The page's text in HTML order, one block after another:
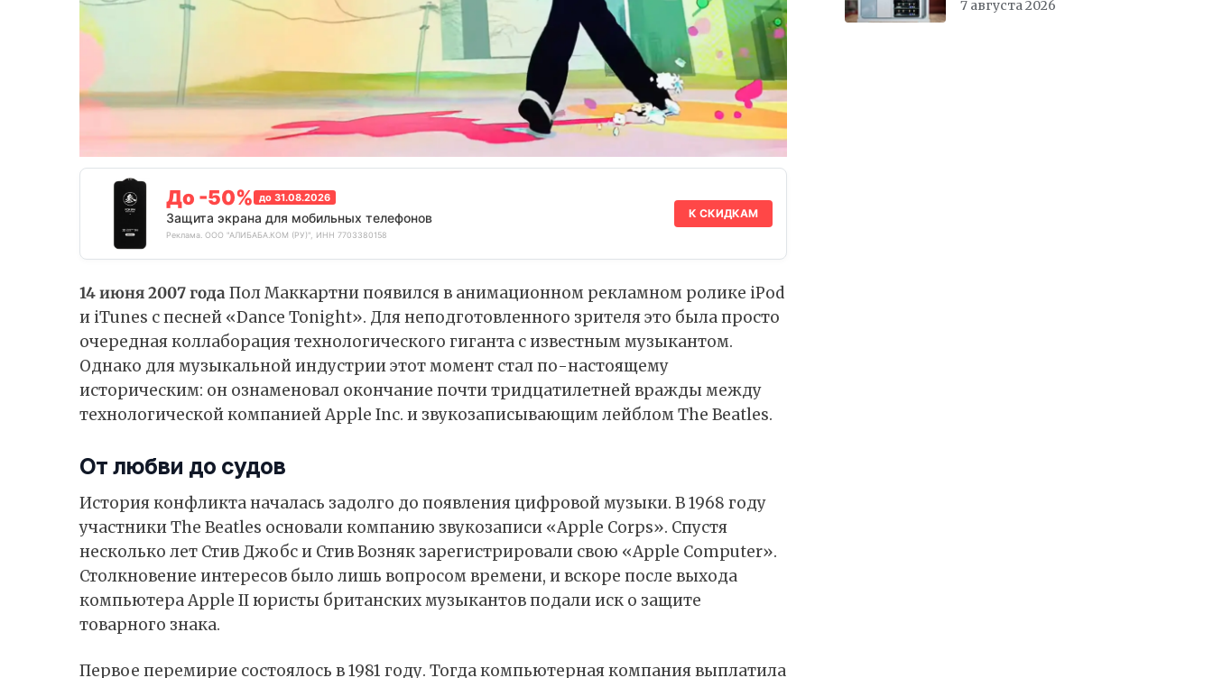
До -50% до 31.08.2026
Защита экрана для мобильных телефонов
Реклама. ООО "АЛИБАБА.КОМ (РУ)", ИНН 7703380158
К СКИДКАМ
14 июня 2007 годаПол Маккартни появился в анимационном рекламном ролике iPod
и iTunes с песней «Dance Tonight». Для неподготовленного зрителя это была просто
очередная коллаборация технологического гиганта с известным музыкантом.
Однако для музыкальной индустрии этот момент стал по-настоящему
историческим: он ознаменовал окончание почти тридцатилетней вражды между
технологической компанией Apple Inc. и звукозаписывающим лейблом The Beatles.
От любви до судов
История конфликта началась задолго до появления цифровой музыки. В 1968 году
участники The Beatles основали компанию звукозаписи «Apple Corps». Спустя
несколько лет Стив Джобс и Стив Возняк зарегистрировали свою «Apple Computer».
Столкновение интересов было лишь вопросом времени, и вскоре после выхода
компьютера Apple II юристы британских музыкантов подали иск о защите
товарного знака.
Первое перемирие состоялось в 1981 году. Тогда компьютерная компания выплатила
7 августа 2026